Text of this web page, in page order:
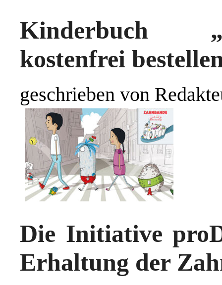
Kinderbuch
kostenfrei
geschrieben von
Die Initiative
Erhaltung der